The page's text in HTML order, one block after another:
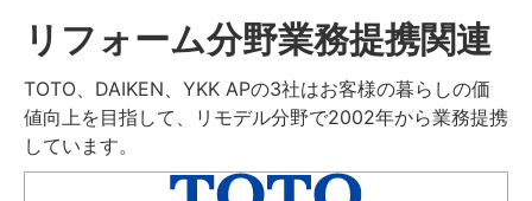
リフォーム分野業務提携関連
TOTO、DAIKEN、YKK APの3社はお客様の暮らしの価
値向上を目指して、リモデル分野で2002年から業務提携
しています。